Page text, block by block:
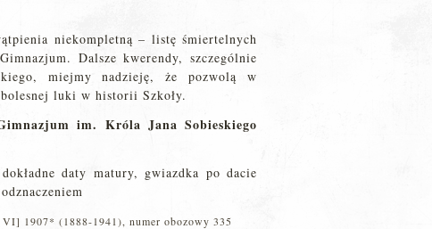
niekompletną – listę śmiertelnych
Dalsze kwerendy, szczególnie
miejmy nadzieję, że pozwolą w
bolesnej luki w historii Szkoły.
im. Króla Jana Sobieskiego
daty matury, gwiazdka po dacie
1907* (1888-1941), numer obozowy 335